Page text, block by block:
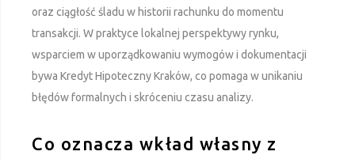
oraz ciągłość śladu w historii rachunku do momentu
transakcji. W praktyce lokalnej perspektywy rynku,
wsparciem w uporządkowaniu wymogów i dokumentacji
bywaKredyt Hipoteczny Kraków, co pomaga w unikaniu
błędów formalnych i skróceniu czasu analizy.
Co oznacza wkład własny z